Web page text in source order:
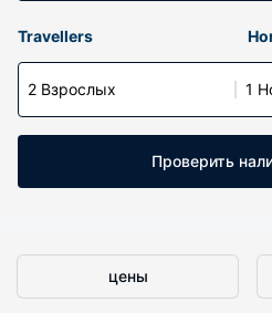
Travellers
2 Взрослых 1
Проверить
цены